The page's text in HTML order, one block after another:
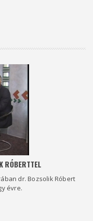
RÓBERTTEL
dr. Bozsolik Róbert
évre.